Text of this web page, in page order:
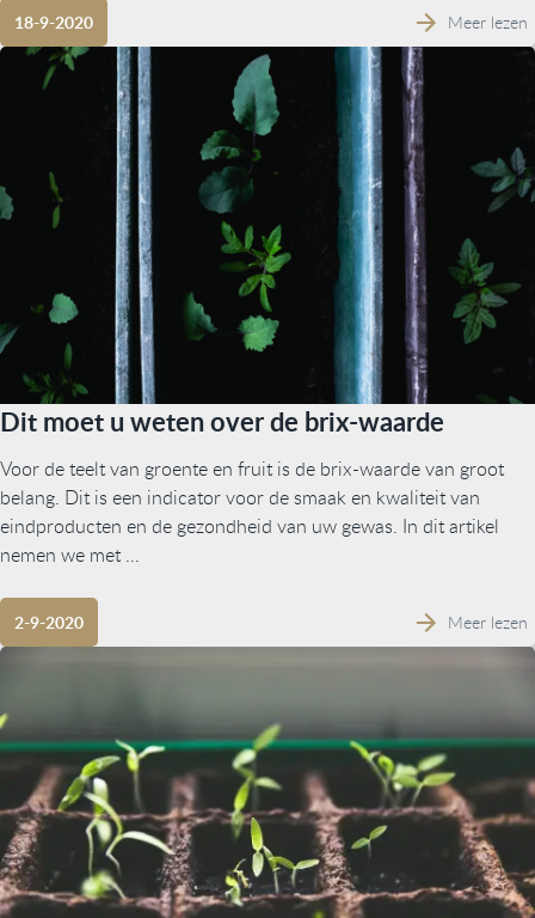
18-9-2020 Meer lezen
Dit moet u weten over de brix-waarde
Voor de teelt van groente en fruit is de brix-waarde van groot
belang. Dit is een indicator voor de smaak en kwaliteit van
eindproducten en de gezondheid van uw gewas. In dit artikel
nemen we met ...
2-9-2020 Meer lezen